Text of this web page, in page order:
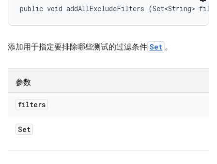
public void addAllExcludeFilters (Set<String>
添加用于指定要排除哪些测试的过滤条件 Set 。
参数
filters
Set